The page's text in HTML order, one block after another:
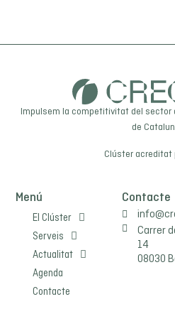
Impulsem la competitivitat del sector
de
Clúster acreditat
Menú
El Clúster
Serveis
Actualitat
Agenda
Contacte
Contacte
Carrer
14
08030